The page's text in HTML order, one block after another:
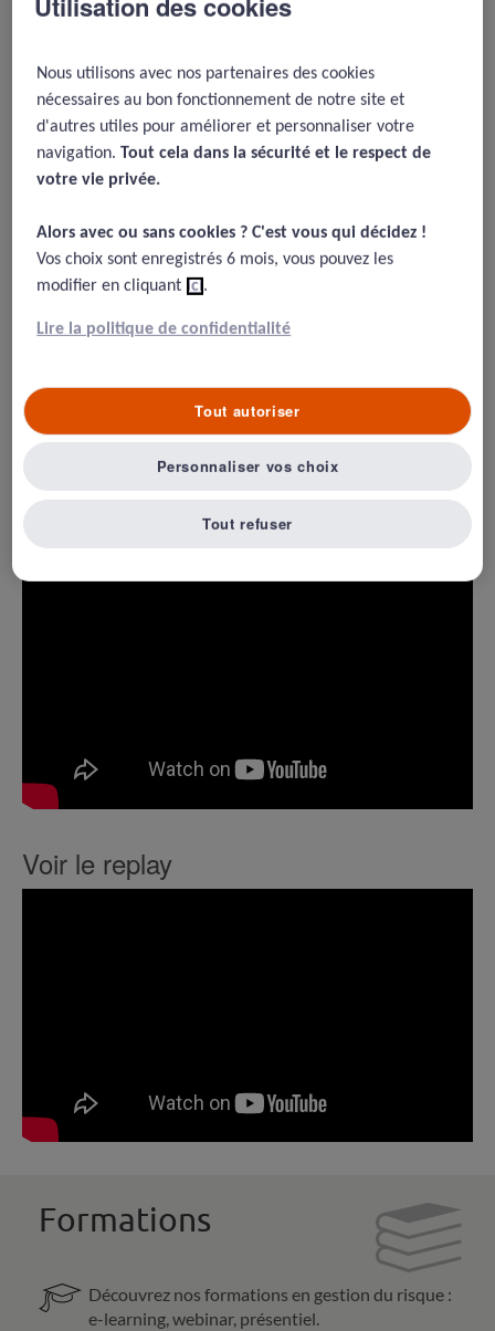
Cette conférence examine les
connectée, les risques potentiels pour la
relation patient-médecin et les bonnes
pratiques à adopter pour une intégration
sécurisée de ces technologies.
MAJ : 17/02/2026
LUCAS
Tous les échanges de la conférence du 24 janvier 2017
sont disponibles en replay.
Voir la bande-annonce
Voir le replay
Formations
Découvrez nos formations en gestion du risque :
e-learning, webinar, présentiel.
Nous utilisons avec nos partenaires des cookies
nécessaires au bon fonctionnement de notre site et
d'autres utiles pour améliorer et personnaliser votre
navigation.Tout cela dans la sécurité et le respect de
votre vie privée.​
Alors avec ou sans cookies ? C'est vous qui décidez !​
Vos choix sont enregistrés 6 mois, vous pouvez les
modifier en cliquant ici.
Lire la politique de confidentialité
Tout refuser
Tout autoriser
Personnaliser vos choix